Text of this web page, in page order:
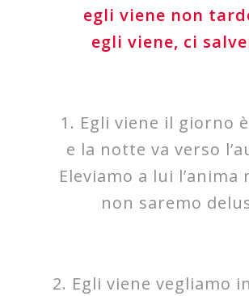
egli viene non
egli viene, ci
1. Egli viene il giorno
e la notte va verso
Eleviamo a lui l’anima
non saremo
2. Egli viene vegliamo